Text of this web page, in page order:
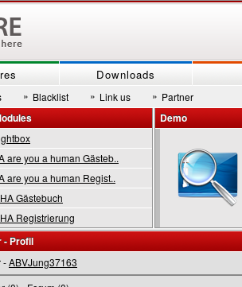
Downloads
» Blacklist » Link us » Partner
are you a human Gästeb..
are you a human Regist..
Gästebuch
Registrierung
Demo
- Profil
-ABVJung37163